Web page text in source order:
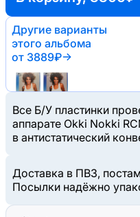
Другие варианты
этого альбома
от 3889₽→
Все Б/У пластинки
аппарате Okki Nokki
в антистатический
Доставка в ПВЗ,
Посылки надёжно